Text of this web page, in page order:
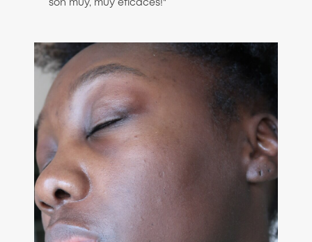
son muy, muy eficaces!"